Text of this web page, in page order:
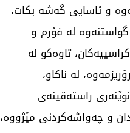
و ئاسایی گەشە بکات،
لە فۆرم و
تاوەکو لە
لە ناکاو،
راستەقینەی
و چەواشەکردنی مێژووە،